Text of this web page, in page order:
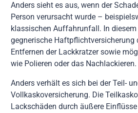
Anders sieht es aus, wenn der
Person verursacht wurde –
klassischen Auffahrunfall. In
gegnerische Haftpflichtversicherung
Entfernen der Lackkratzer sowie
wie Polieren oder das Nachlackieren.
Anders verhält es sich bei der Teil-
Vollkaskoversicherung. Die
Lackschäden durch äußere